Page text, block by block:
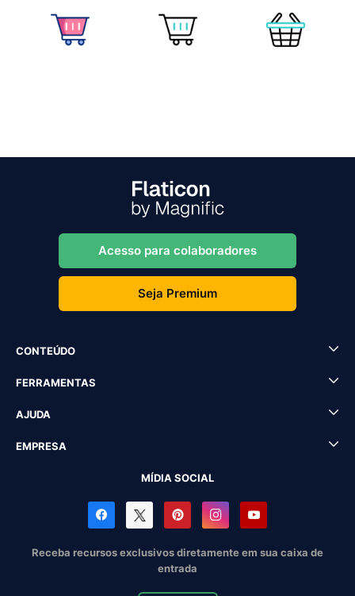
Acesso para colaboradores
Seja Premium
CONTEÚDO
FERRAMENTAS
AJUDA
EMPRESA
MÍDIA SOCIAL
Receba recursos exclusivos diretamente em sua caixa de
entrada